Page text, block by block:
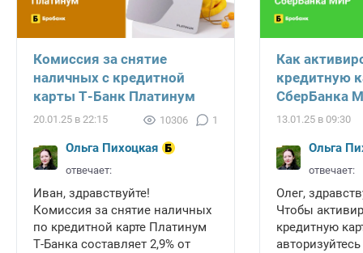
Комиссия за снятие
наличных с кредитной
карты Т-Банк Платинум
20.01.25 в 22:15 10306 1
Ольга Пихоцкая
отвечает:
Иван, здравствуйте!
Комиссия за снятие наличных
по кредитной карте Платинум
Т-Банка составляет 2,9% от
Как
кредитную
СберБанка
13.01.25 в 09:30
Ольга
отвечает:
Олег,
Чтобы
кредитную